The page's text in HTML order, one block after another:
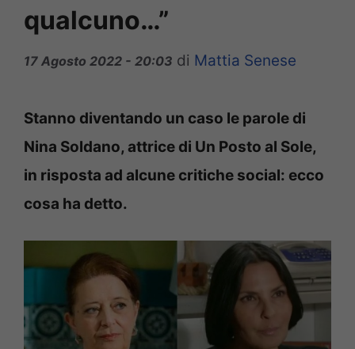
qualcuno…”
17 Agosto 2022 - 20:03 di Mattia Senese
Stanno diventando un caso le parole di
Nina Soldano, attrice di Un Posto al Sole,
in risposta ad alcune critiche social: ecco
cosa ha detto.